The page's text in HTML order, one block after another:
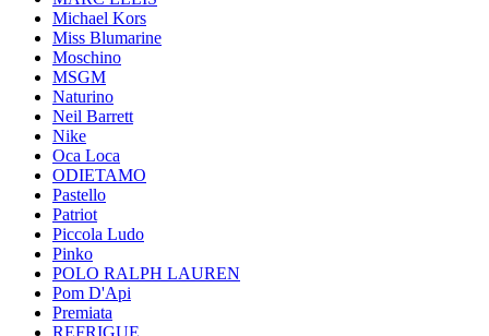
Michael Kors
Miss Blumarine
Moschino
MSGM
Naturino
Neil Barrett
Nike
Oca Loca
ODIETAMO
Pastello
Patriot
Piccola Ludo
Pinko
POLO RALPH LAUREN
Pom D'Api
Premiata
REFRIGUE